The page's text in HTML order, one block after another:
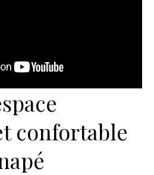
confortable